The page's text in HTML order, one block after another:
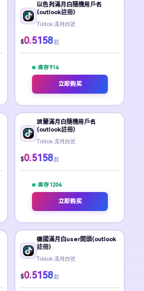
以色列滿月白隨機用戶名
(outlook註冊)
Tiktok 滿月白號
$0.5158 起
库存 914
立即购买
波蘭滿月白隨機用戶名
(outlook註冊)
Tiktok 滿月白號
$0.5158 起
库存 1204
立即购买
德國滿月白user開頭(outlook
註冊)
Tiktok 滿月白號
$0.5158 起